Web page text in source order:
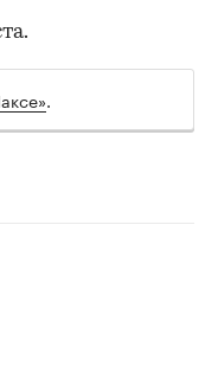
.